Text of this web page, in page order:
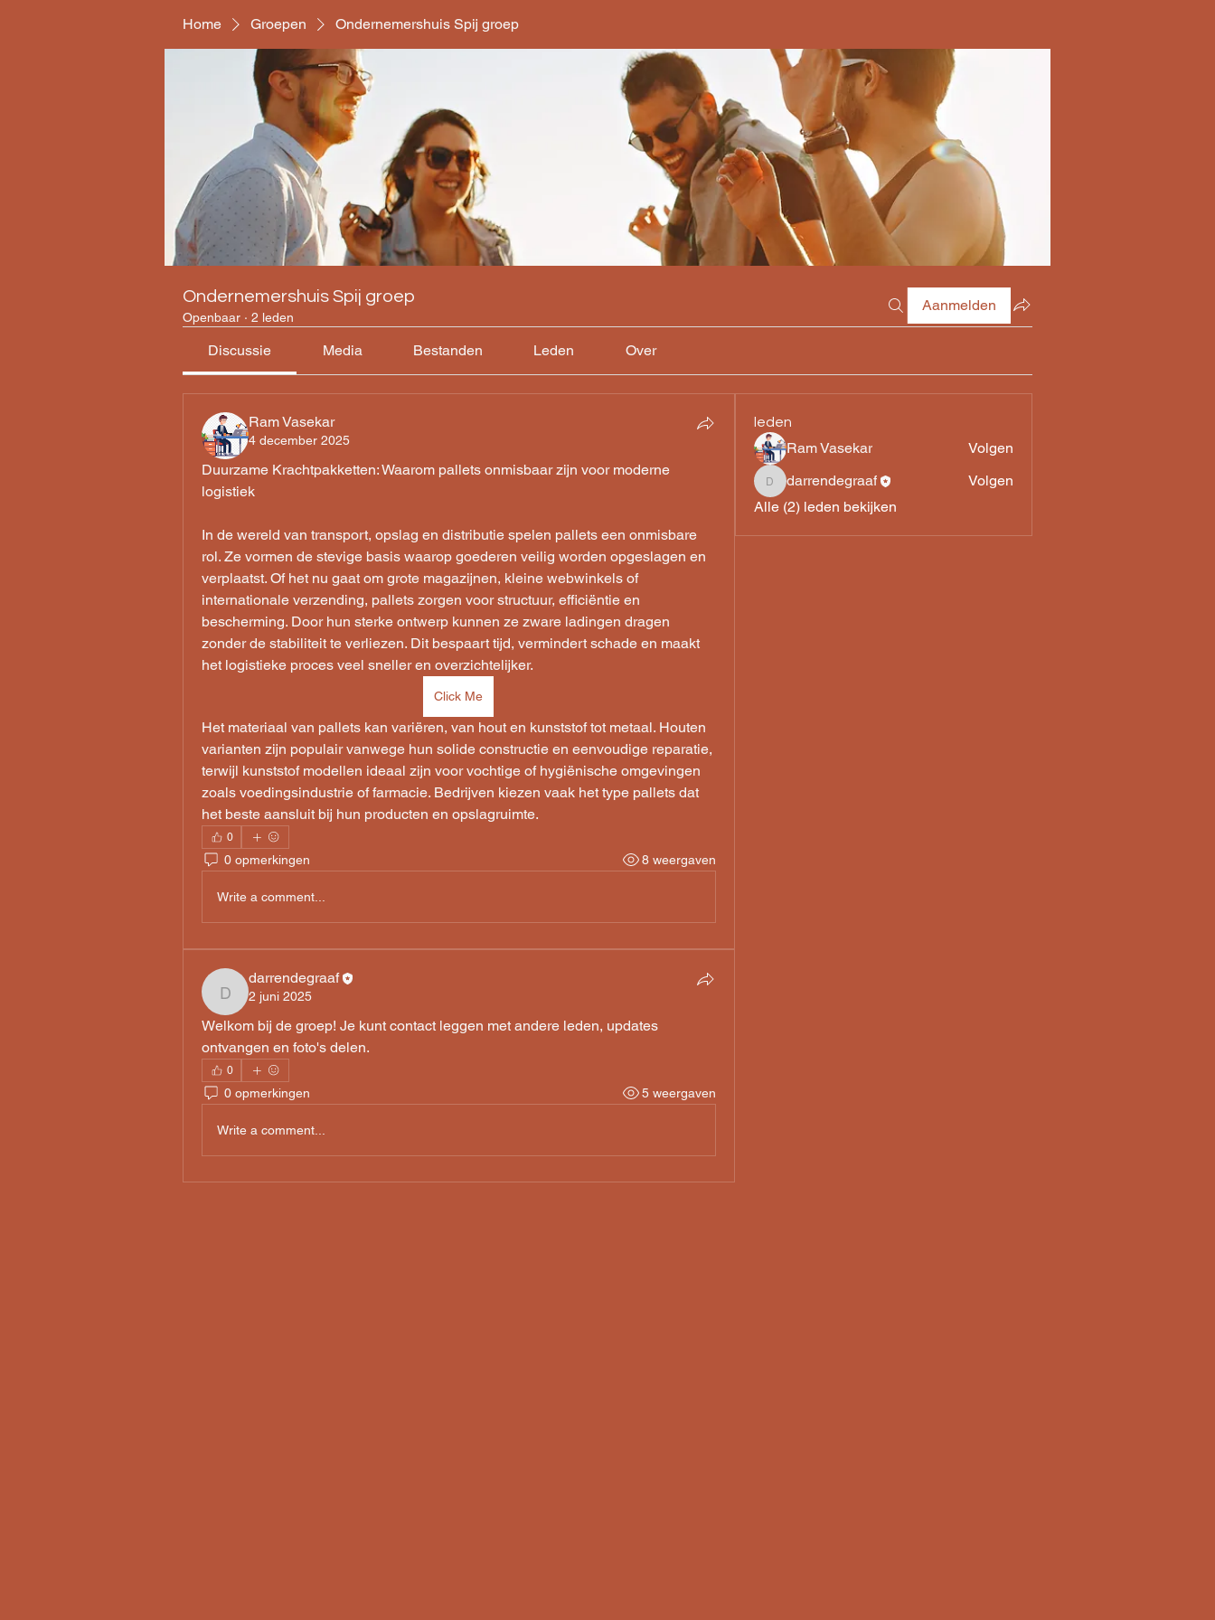
Home Groepen Ondernemershuis Spij groep
Ondernemershuis Spij groep
Openbaar · 2 leden
Aanmelden
Discussie Media Bestanden Leden Over
Ram Vasekar
4 december 2025
Duurzame Krachtpakketten: Waarom pallets onmisbaar zijn voor moderne
logistiek
In de wereld van transport, opslag en distributie spelen pallets een onmisbare
rol. Ze vormen de stevige basis waarop goederen veilig worden opgeslagen en
verplaatst. Of het nu gaat om grote magazijnen, kleine webwinkels of
internationale verzending, pallets zorgen voor structuur, efficiëntie en
bescherming. Door hun sterke ontwerp kunnen ze zware ladingen dragen
zonder de stabiliteit te verliezen. Dit bespaart tijd, vermindert schade en maakt
het logistieke proces veel sneller en overzichtelijker.
Click Me
Het materiaal van pallets kan variëren, van hout en kunststof tot metaal. Houten
varianten zijn populair vanwege hun solide constructie en eenvoudige reparatie,
terwijl kunststof modellen ideaal zijn voor vochtige of hygiënische omgevingen
zoals voedingsindustrie of farmacie. Bedrijven kiezen vaak het type pallets dat
het beste aansluit bij hun producten en opslagruimte.
0
0 opmerkingen 8 weergaven
Write a comment...
darrendegraaf
darrendegraaf
2 juni 2025
Welkom bij de groep! Je kunt contact leggen met andere leden, updates
ontvangen en foto's delen.
0
0 opmerkingen 5 weergaven
Write a comment...
leden
Ram Vasekar Volgen
darrendegraaf
darrendegraaf
Volgen
Alle (2) leden bekijken